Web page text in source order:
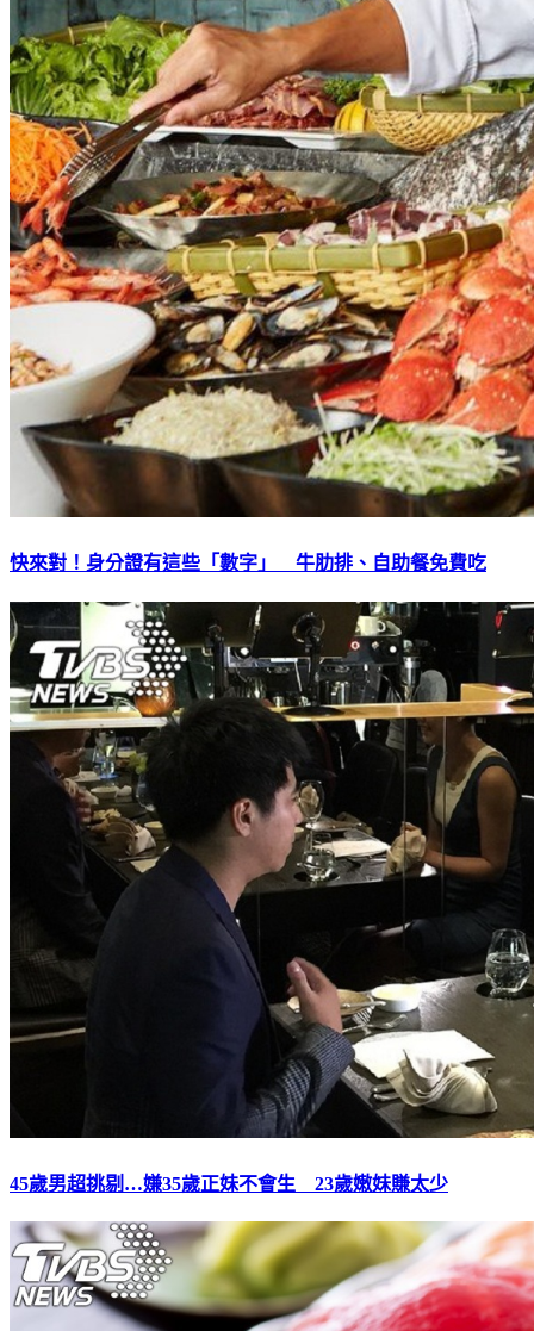
快來對！身分證有這些「數字」 牛肋排、自助餐免費吃
45歲男超挑剔…嫌35歲正妹不會生 23歲嫩妹賺太少